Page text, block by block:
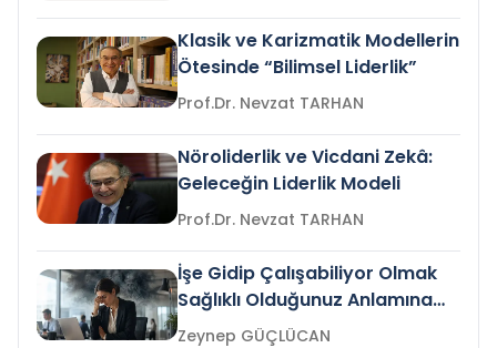
Klasik ve Karizmatik Modellerin
Ötesinde “Bilimsel Liderlik”
Prof.Dr. Nevzat TARHAN
Nöroliderlik ve Vicdani Zekâ:
Geleceğin Liderlik Modeli
Prof.Dr. Nevzat TARHAN
İşe Gidip Çalışabiliyor Olmak
Sağlıklı Olduğunuz Anlamına
Gelir mi?Zeynep GÜÇLÜCAN